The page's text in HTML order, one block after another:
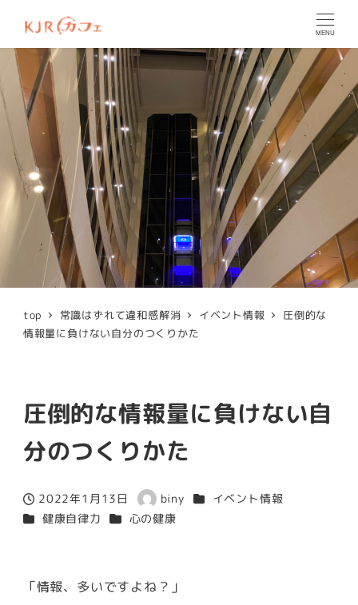
MENU
top 常識はずれて違和感解消 イベント情報
圧倒的な
情報量に負けない自分のつくりかた
圧倒的な情報量に負けない自
分のつくりかた
投稿日
2022年1月13日
著
者
biny カテゴリー
イベント情報
カテゴリー
健康自律力 カテゴリー
心の健康
「情報、多いですよね？」